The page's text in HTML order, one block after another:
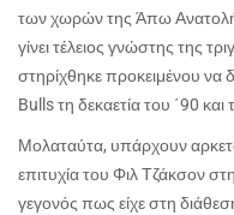
των χωρών της Άπω
γίνει τέλειος γνώστης της
στηρίχθηκε προκειμένου να
Bullsτη δεκαετία του ΄90 και
Μολαταύτα, υπάρχουν
επιτυχία του Φιλ Τζάκσον
γεγονός πως είχε στη